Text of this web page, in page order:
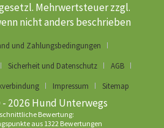
Mehrwertsteuer zzgl.
nicht anders beschrieben
und Zahlungsbedingungen
Sicherheit und Datenschutz
AGB
Impressum Sitemap
2026 Hund Unterwegs
Bewertung:
aus 1322 Bewertungen